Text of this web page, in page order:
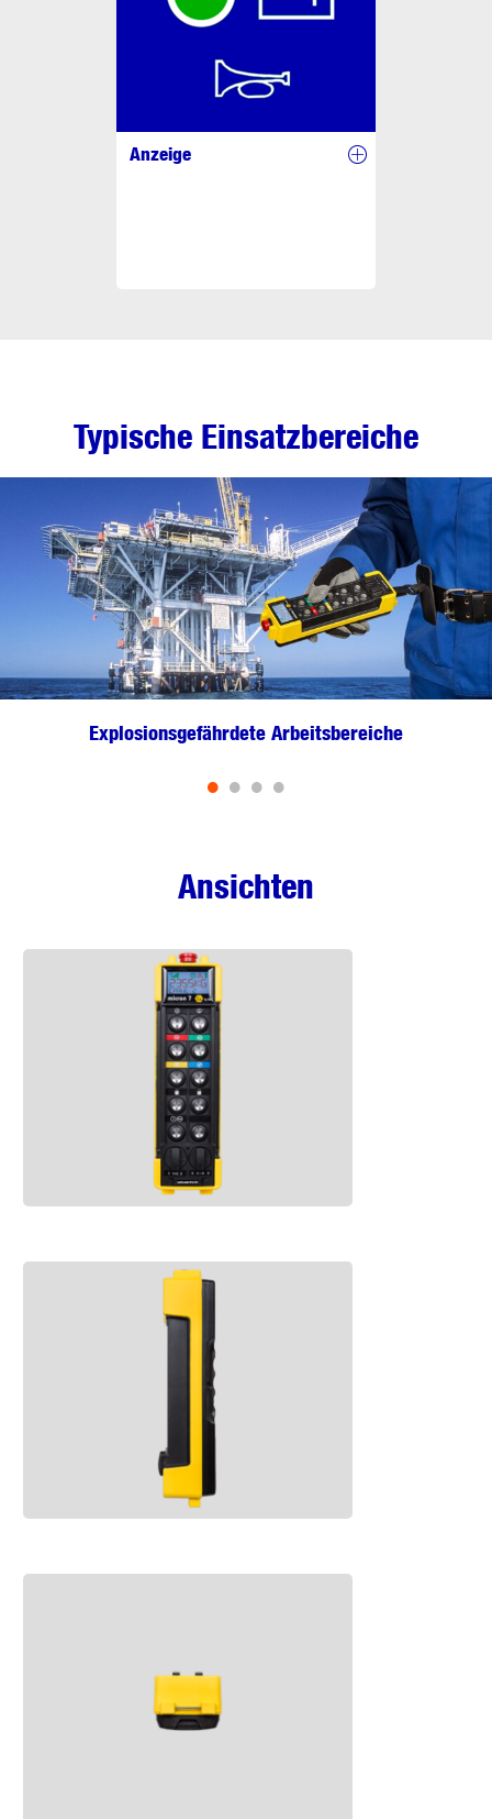
Anzeige
Typische Einsatzbereiche
Explosionsgefährdete Arbeitsbereiche
• • • •
Ansichten